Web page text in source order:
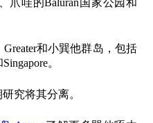
和小巽他群岛，包括
。
究将其分离。